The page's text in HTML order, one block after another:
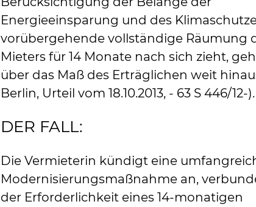
Energieeinsparung und des
vorübergehende vollständige Räumung
Mieters für 14 Monate nach sich zieht,
über das Maß des Erträglichen weit
Berlin, Urteil vom 18.10.2013, - 63 S 446/12-).
DER FALL:
Die Vermieterin kündigt eine
Modernisierungsmaßnahme an,
der Erforderlichkeit eines 14-monatigen